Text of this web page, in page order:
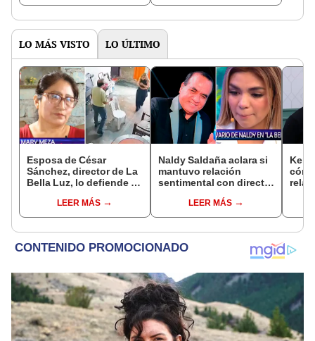
LO MÁS VISTO LO ÚLTIMO
Esposa de César
Sánchez, director de La
Bella Luz, lo defiende y
relación clandestina
con Naldy Saldaña:
LEER MÁS
Naldy Saldaña aclara si
mantuvo relación
sentimental con director
denunciarlo por
tocamientos: “Me
LEER MÁS